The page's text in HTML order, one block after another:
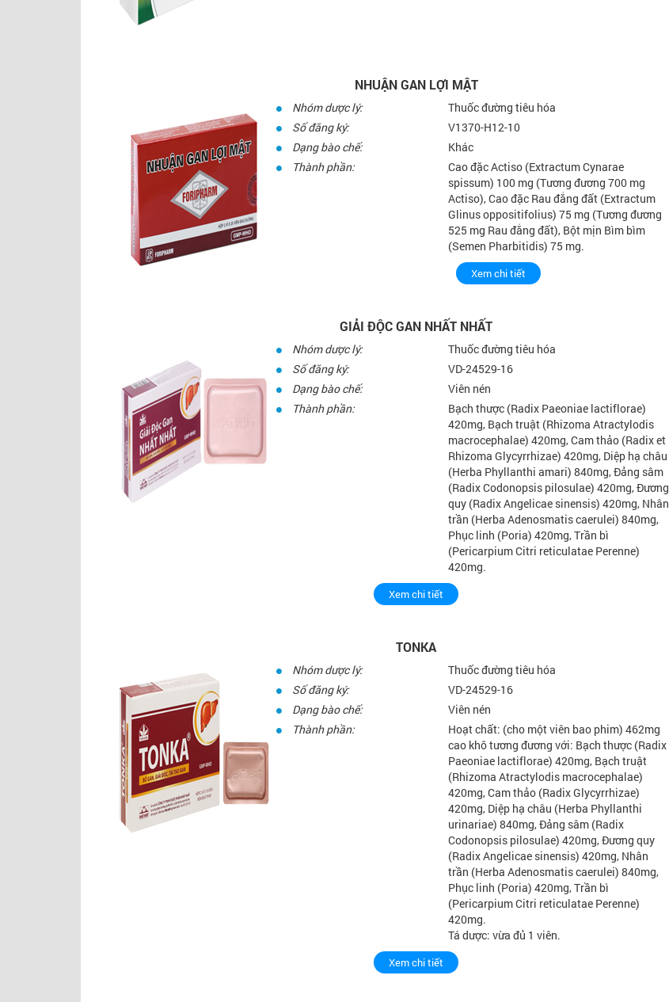
NHUẬN GAN LỢI MẬT
Nhóm dược lý:
Thuốc đường tiêu hóa
Số đăng ký:
V1370-H12-10
Dạng bào chế:
Khác
Thành phần:
Cao đặc Actiso (Extractum Cynarae
spissum) 100 mg (Tương đương 700 mg
Actiso), Cao đặc Rau đắng đất (Extractum
Glinus oppositifolius) 75 mg (Tương đương
525 mg Rau đắng đất), Bột mịn Bìm bìm
(Semen Pharbitidis) 75 mg.
Xem chi tiết
GIẢI ĐỘC GAN NHẤT NHẤT
Nhóm dược lý:
Thuốc đường tiêu hóa
Số đăng ký:
VD-24529-16
Dạng bào chế:
Viên nén
Thành phần:
Bạch thược (Radix Paeoniae lactiflorae)
420mg, Bạch truật (Rhizoma Atractylodis
macrocephalae) 420mg, Cam thảo (Radix et
Rhizoma Glycyrrhizae) 420mg, Diệp hạ châu
(Herba Phyllanthi amari) 840mg, Đảng sâm
(Radix Codonopsis pilosulae) 420mg, Đương
quy (Radix Angelicae sinensis) 420mg, Nhân
trần (Herba Adenosmatis caerulei) 840mg,
Phục linh (Poria) 420mg, Trần bì
(Pericarpium Citri reticulatae Perenne)
420mg.
Xem chi tiết
TONKA
Nhóm dược lý:
Thuốc đường tiêu hóa
Số đăng ký:
VD-24529-16
Dạng bào chế:
Viên nén
Thành phần:
Hoạt chất: (cho một viên bao phim) 462mg
cao khô tương đương với: Bạch thược (Radix
Paeoniae lactiflorae) 420mg, Bạch truật
(Rhizoma Atractylodis macrocephalae)
420mg, Cam thảo (Radix Glycyrrhizae)
420mg, Diệp hạ châu (Herba Phyllanthi
urinariae) 840mg, Đảng sâm (Radix
Codonopsis pilosulae) 420mg, Đương quy
(Radix Angelicae sinensis) 420mg, Nhân
trần (Herba Adenosmatis caerulei) 840mg,
Phục linh (Poria) 420mg, Trần bì
(Pericarpium Citri reticulatae Perenne)
420mg.
Tá dược: vừa đủ 1 viên.
Xem chi tiết
THS.BS LÊ THỊ HẢI
NGUYÊN GĐ TT DINH DƯỠNG VIỆN
DDQG